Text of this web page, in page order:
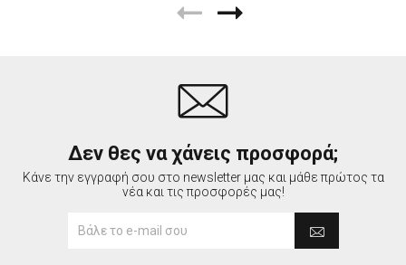
Δεν θες να χάνεις προσφορά;
Κάνε την εγγραφή σου στο newsletter μας και μάθε πρώτος τα
νέα και τις προσφορές μας!